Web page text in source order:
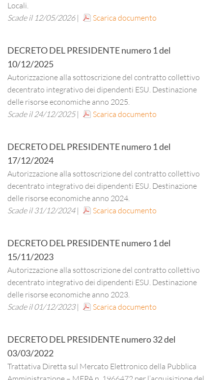
Locali.
Scade il 12/05/2026| Scarica documento
DECRETO DEL PRESIDENTEnumero 1del
10/12/2025
Autorizzazione alla sottoscrizione del contratto collettivo
decentrato integrativo dei dipendenti ESU. Destinazione
delle risorse economiche anno 2025.
Scade il 24/12/2025| Scarica documento
DECRETO DEL PRESIDENTEnumero 1del
17/12/2024
Autorizzazione alla sottoscrizione del contratto collettivo
decentrato integrativo dei dipendenti ESU. Destinazione
delle risorse economiche anno 2024.
Scade il 31/12/2024| Scarica documento
DECRETO DEL PRESIDENTEnumero 1del
15/11/2023
Autorizzazione alla sottoscrizione del contratto collettivo
decentrato integrativo dei dipendenti ESU. Destinazione
delle risorse economiche anno 2023.
Scade il 01/12/2023| Scarica documento
DECRETO DEL PRESIDENTEnumero32del
03/03/2022
Trattativa Diretta sul Mercato Elettronico della Pubblica